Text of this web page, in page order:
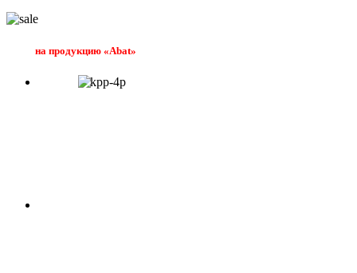
на продукцию «Abat»